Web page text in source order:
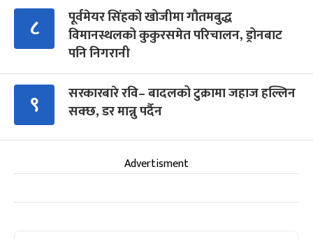
८
पूर्वमेयर सिंहको खोजीमा गौतमबुद्ध
विमानस्थलको कुकुरसमेत परिचालन, ड्रोनबाट
पनि निगरानी
९
सरकारबारे रवि– बादलको टुक्रामा जहाज हल्लिन
सक्छ, डर मान्नु पर्दैन
Advertisment